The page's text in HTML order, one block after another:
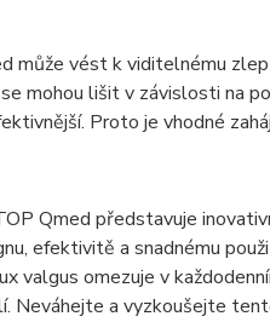
může vést k viditelnému
mohou lišit v závislosti na
Proto je vhodné
Qmed představuje
efektivitě a snadnému
valgus omezuje v
Neváhejte a vyzkoušejte